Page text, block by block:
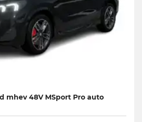
mhev 48V MSport Pro auto